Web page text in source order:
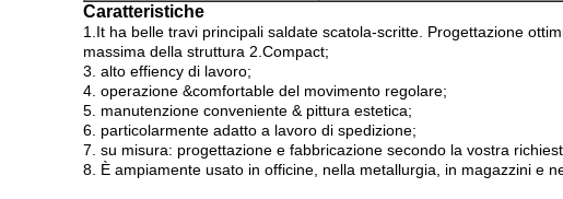
Caratteristiche
1.It ha belle travi principali saldate scatola-scritte. Progettazione
massima della struttura 2.Compact;
3. alto effiency di lavoro;
4. operazione &comfortable del movimento regolare;
5. manutenzione conveniente & pittura estetica;
6. particolarmente adatto a lavoro di spedizione;
7. su misura: progettazione e fabbricazione secondo la vostra
8. È ampiamente usato in officine, nella metallurgia, in magazzini e